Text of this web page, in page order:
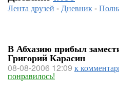
Лента друзей -Дневник-
В Абхазию прибыл
Григорий Карасин
08-08-2006 12:09 к
понравилось!